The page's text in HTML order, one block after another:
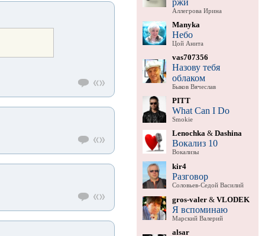
Аллегрова Ирина
Manyka
Небо
Цой Анита
vas707356
Назову тебя
облаком
Быков Вячеслав
PITT
What Can I Do
Smokie
Lenochka & Dashina
Вокализ 10
Вокализы
kir4
Разговор
Соловьев-Седой Василий
gros-valer& VLODEK
Я вспоминаю
Марский Валерий
alsar